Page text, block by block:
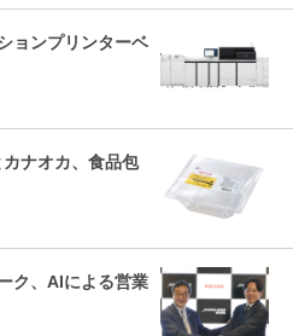
ョンプリンターベ
ナオカ、食品包
ク、AIによる営業